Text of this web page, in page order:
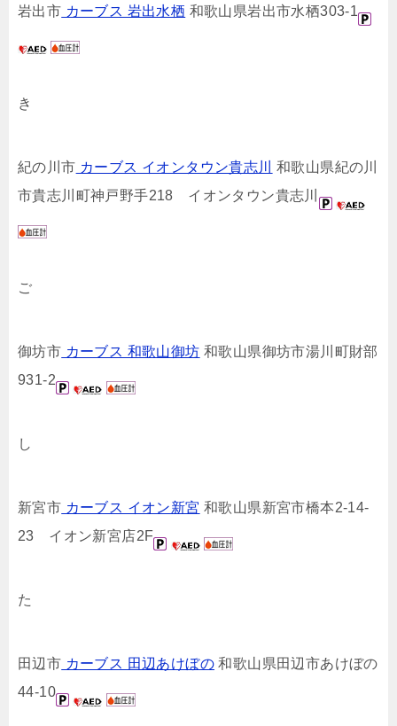
岩出市 カーブス 岩出水栖 和歌山県岩出市水栖303-1
き
紀の川市 カーブス イオンタウン貴志川
和歌山県紀の川
市貴志川町神戸野手218 イオンタウン貴志川
ご
御坊市 カーブス 和歌山御坊 和歌山県御坊市湯川町財部
931-2
し
新宮市 カーブス イオン新宮 和歌山県新宮市橋本2-14-
23 イオン新宮店2F
た
田辺市 カーブス 田辺あけぼの 和歌山県田辺市あけぼの
44-10